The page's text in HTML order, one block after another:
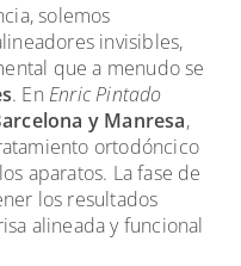
solemos
invisibles,
que a menudo se
. En Enric Pintado
y Manresa,
ortodóncico
aparatos. La fase de
los resultados
alineada y funcional